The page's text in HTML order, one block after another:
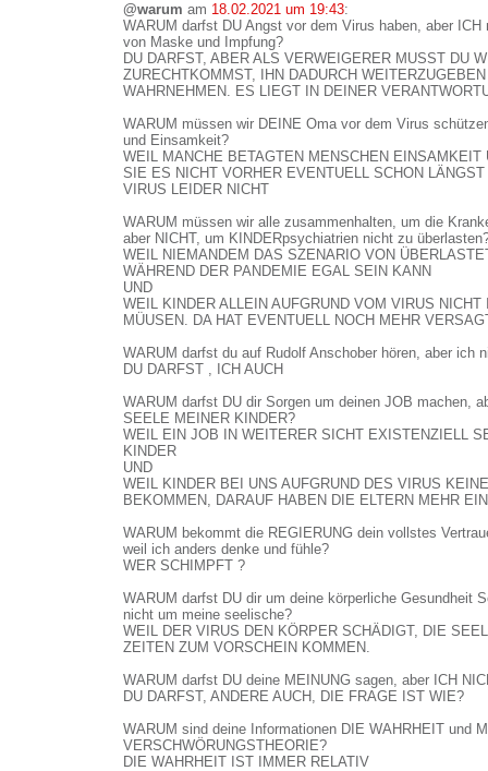
@warum am 18.02.2021 um 19:43:
WARUM darfst DU Angst vor dem Virus haben, aber ICH
von Maske und Impfung?
DU DARFST, ABER ALS VERWEIGERER MUSST DU
ZURECHTKOMMST, IHN DADURCH
WAHRNEHMEN. ES LIEGT IN DEINER
WARUM müssen wir DEINE Oma vor dem Virus
und Einsamkeit?
WEIL MANCHE BETAGTEN MENSCHEN EINSAMKEIT
SIE ES NICHT VORHER EVENTUELL SCHON
VIRUS LEIDER NICHT
WARUM müssen wir alle zusammenhalten, um die
aber NICHT, um KINDERpsychiatrien nicht zu
WEIL NIEMANDEM DAS SZENARIO VON
WÄHREND DER PANDEMIE EGAL SEIN KANN
UND
WEIL KINDER ALLEIN AUFGRUND VOM VIRUS
MÜUSEN. DA HAT EVENTUELL NOCH MEHR
WARUM darfst du auf Rudolf Anschober hören, aber ich
DU DARFST , ICH AUCH
WARUM darfst DU dir Sorgen um deinen JOB machen,
SEELE MEINER KINDER?
WEIL EIN JOB IN WEITERER SICHT EXISTENZIELL
KINDER
UND
WEIL KINDER BEI UNS AUFGRUND DES VIRUS
BEKOMMEN, DARAUF HABEN DIE ELTERN MEHR
WARUM bekommt die REGIERUNG dein vollstes
weil ich anders denke und fühle?
WER SCHIMPFT ?
WARUM darfst DU dir um deine körperliche Gesundheit
nicht um meine seelische?
WEIL DER VIRUS DEN KÖRPER SCHÄDIGT, DIE
ZEITEN ZUM VORSCHEIN KOMMEN.
WARUM darfst DU deine MEINUNG sagen, aber ICH
DU DARFST, ANDERE AUCH, DIE FRAGE IST WIE?
WARUM sind deine Informationen DIE WAHRHEIT und
VERSCHWÖRUNGSTHEORIE?
DIE WAHRHEIT IST IMMER RELATIV